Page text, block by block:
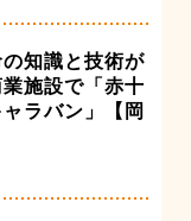
知識と技術が
施設で「赤十
ラバン」【岡